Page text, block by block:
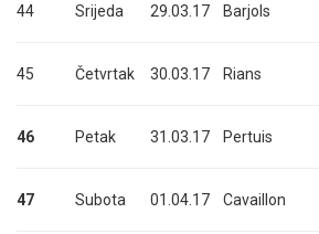
44 Srijeda 29.03.17 Barjols
45 Četvrtak 30.03.17 Rians
46 Petak 31.03.17 Pertuis
47 Subota 01.04.17 Cavaillon